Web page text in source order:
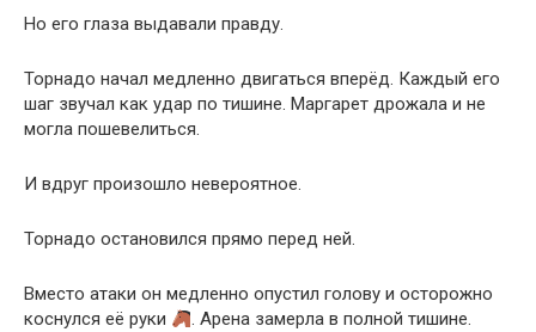
Но его глаза выдавали правду.
Торнадо начал медленно двигаться вперёд. Каждый его
шаг звучал как удар по тишине. Маргарет дрожала и не
могла пошевелиться.
И вдруг произошло невероятное.
Торнадо остановился прямо перед ней.
Вместо атаки он медленно опустил голову и осторожно
коснулся её руки
. Арена замерла в полной тишине.